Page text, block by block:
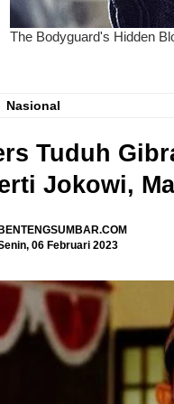
Nasional
Tuduh
Jokowi,
06 Februari 2023